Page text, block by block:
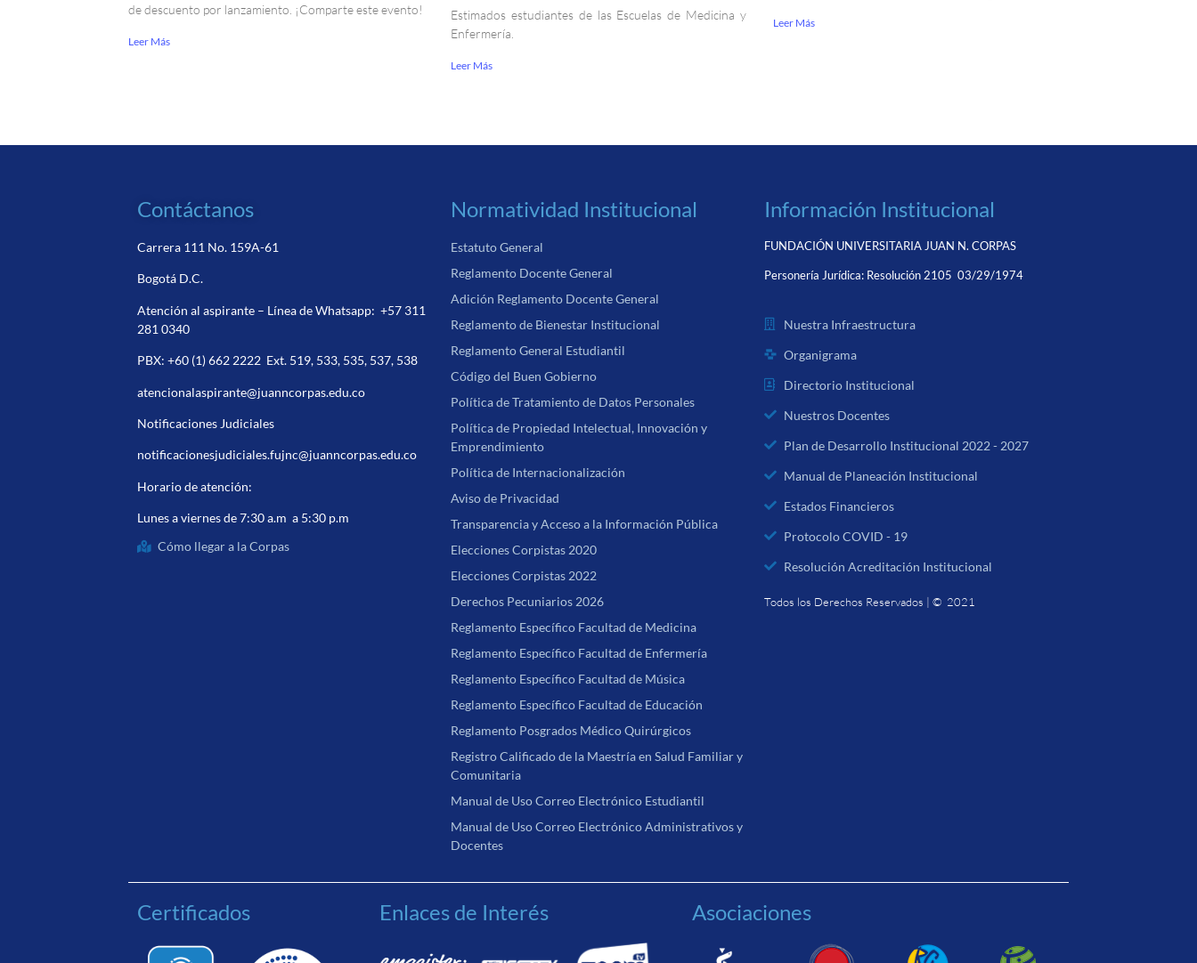
de descuento por lanzamiento. ¡Comparte este evento!
Leer Más
Estimados estudiantes de las Escuelas de Medicina y
Enfermería.
Leer Más
Leer Más
Contáctanos
Carrera 111 No. 159A-61
Bogotá D.C.
Atención al aspirante – Línea de Whatsapp:+57 311
281 0340
PBX:+60 (1) 662 2222 Ext. 519, 533, 535, 537, 538
atencionalaspirante@juanncorpas.edu.co
Notificaciones Judiciales
notificacionesjudiciales.fujnc@juanncorpas.edu.co
Horario de atención:
Lunes a viernes de 7:30 a.m a 5:30 p.m
Cómo llegar a la Corpas
Normatividad Institucional
Estatuto General
Reglamento Docente General
Adición Reglamento Docente General
Reglamento de Bienestar Institucional
Reglamento General Estudiantil
Código del Buen Gobierno
Política de Tratamiento de Datos Personales
Política de Propiedad Intelectual, Innovación y
Emprendimiento
Política de Internacionalización
Aviso de Privacidad
Transparencia y Acceso a la Información Pública
Elecciones Corpistas 2020
Elecciones Corpistas 2022
Derechos Pecuniarios 2026
Reglamento Específico Facultad de Medicina
Reglamento Específico Facultad de Enfermería
Reglamento Específico Facultad de Música
Reglamento Específico Facultad de Educación
Reglamento Posgrados Médico Quirúrgicos
Registro Calificado de la Maestría en Salud Familiar y
Comunitaria
Manual de Uso Correo Electrónico Estudiantil
Manual de Uso Correo Electrónico Administrativos y
Docentes
Información Institucional
FUNDACIÓN UNIVERSITARIA JUAN N. CORPAS
Personería Jurídica: Resolución 2105 03/29/1974
Nuestra Infraestructura
Organigrama
Directorio Institucional
Nuestros Docentes
Plan de Desarrollo Institucional 2022 - 2027
Manual de Planeación Institucional
Estados Financieros
Protocolo COVID - 19
Resolución Acreditación Institucional
Todos los Derechos Reservados | © 2021
Certificados Enlaces de Interés Asociaciones